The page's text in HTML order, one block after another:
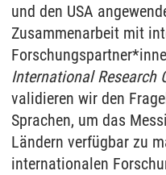
und den USA
Zusammenarbeit mit
International Research
validieren wir den
Sprachen, um das
Ländern verfügbar zu
internationalen